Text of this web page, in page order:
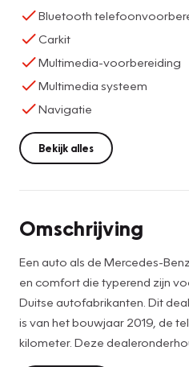
Bluetooth
Carkit
Multimedia-voorbereiding
Multimedia systeem
Navigatie
Bekijk alles
Omschrijving
Een auto als de Mercedes-
en comfort die typerend zijn
Duitse autofabrikanten. Dit
is van het bouwjaar 2019, de
kilometer. Deze
eigenaar. Met zijn dieselmotor